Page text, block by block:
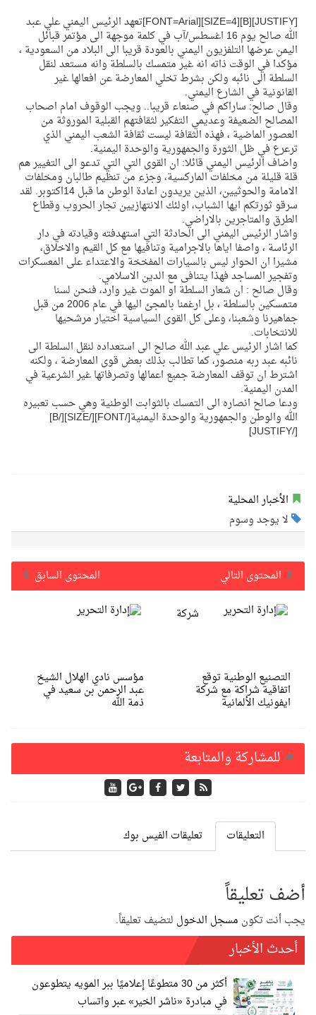
كأس العالم للرياضات الإلكترونية شاهد على ريادة المملكة والنهضة الشاملة فيها
كأس العالم للرياضات الإلكترونية: فريق Karmine Corp الفرنسي بطلًا لبطولة Rocket League
[JUSTIFY][B][SIZE=4][FONT=Arial]تعهد الرئيس اليمني علي عبد
الله صالح يوم 16 اغسطس/آب في كلمة موجهة الى مؤتمر قبائل
اليمن عرضها التلفزيون اليمني بالعودة قريبا الى البلاد من السعودية ،
مؤكدا في الوقت ذاته انه غير متمسك بالسلطة وانه مستعد لنقل
السلطة الى نائبه ولكن بشرط تخلي المعارضة عن افعالها غير
القانونية في الشارع اليمني.
وقال صالح: ساراكم في صنعاء قريبا.. ويجب الوقوف امام اصحاب
المصالح الضعيفة وعديمي التفكير لثقافتهم القبلية الموروثة من
العصور الماضية ، فهذه الثقافة ليست ثقافة الشعب اليمني الذي
ترعرع في ظل الثورة والجمهورية والوحدة اليمنية.
واضاف الرئيس اليمني قائلا: ان القوى التي التي تدعو الى التغيير هم
قلة قليلة من مخلفات الماركسية، وجزء من تنظيم طالبان ومخلفات
الامامة والحوثيين، الذين يريدون اعادة الوطن ما قبل 14اكتوبر. لقد
سرقو ثورتكم ايها الشباب، اولئك الانتهازيين تجار الحروب وقطاع
الطرق والمتاجرين بالاراضي.
واشار الرئيس اليمني الى الحادثة التي استهدفته وقيادته في دار
الرئاسة ، واصفا اياها بالاجرامية وتنافيها مع كل القيم والاخلاق،
مشيرا ان الحوار ليس بالسيارات المفخخة والاعتداء على المعسكرات
وتفجير المساجد فهذا يتنافى مع الدين الاسلامي.
وقال صالح : ان شعار السلطة او الموت غير وارد، فنحن لسنا
متمسكين بالسلطة ، بل ارغمنا بالمجئ اليها في عام 2006 من قبل
جماهيرنا وشعبنا، وعلى كل القوى السياسية اختيار مرشحيها
للانتخابات.
كما اشار الرئيس علي عبد الله صالح الى استعداده لنقل السلطة الى
نائبه عبد ربه منصور، كما تطالب بذلك بعض قوى المعارضة ، ولكنه
اشترط ان توقف المعارضة جميع اعمالها وتصرفاتها غير الشرعية في
المدن اليمنية.
ودعا صالح انصاره الى التمسك بالثوابت الوطنية وهي حسب تعبيره
الله والوطن والجمهورية والوحدة اليمنية[/FONT][/SIZE][/B]
[/JUSTIFY]
الأخبار المحلية
لا يوجد وسوم
المحتوى السابق المحتوى التالي
مؤسس نادي الهلال الشيخ
عبد الرحمن بن سعيد في
ذمة الله
شركة
التصنيع الوطنية توقع
اتفاقية شراكة مع شركة
ايفونيك الألمانية
للمشاركة والمتابعة
التعليقات تعليقات الفيس بوك
أضف تعليقاً
يجب أنت تكون مسجل الدخول لتضيف تعليقاً.
أحدث الأخبار
أكثر من 30 متطوعًا إعلاميًا ببر المويه يتطوعون
في مبادرة «ناشر الخير» عبر واتساب